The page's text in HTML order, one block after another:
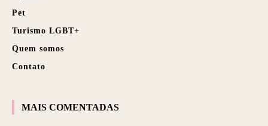
Pet
Turismo LGBT+
Quem somos
Contato
MAIS COMENTADAS